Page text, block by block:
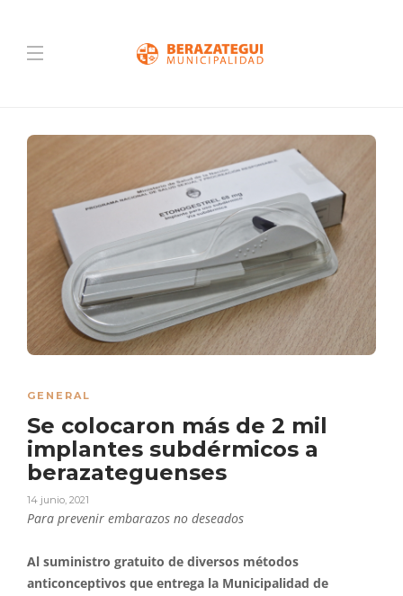
GENERAL
Se colocaron más de 2 mil
implantes subdérmicos a
berazateguenses
14 junio, 2021
Para prevenir embarazos no deseados
Al suministro gratuito de diversos métodos
anticonceptivos que entrega la Municipalidad de